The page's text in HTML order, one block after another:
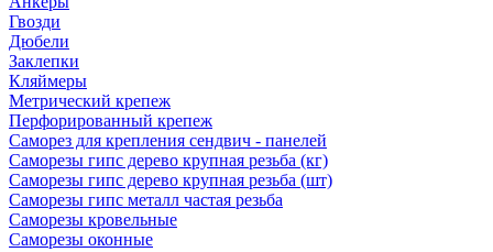
Гвозди
Дюбели
Заклепки
Кляймеры
Метрический крепеж
Перфорированный крепеж
Саморез для крепления сендвич - панелей
Саморезы гипс дерево крупная резьба (кг)
Саморезы гипс дерево крупная резьба (шт)
Саморезы гипс металл частая резьба
Саморезы кровельные
Саморезы оконные